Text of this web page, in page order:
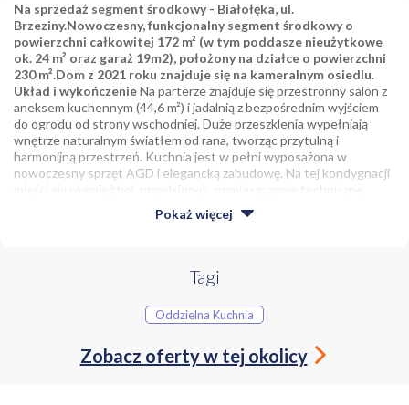
Na sprzedaż segment środkowy - Białołęka, ul.
Brzeziny.Nowoczesny, funkcjonalny segment środkowy o
powierzchni całkowitej 172 m² (w tym poddasze nieużytkowe
ok. 24 m² oraz garaż 19m2), położony na działce o powierzchni
230 m².Dom z 2021 roku znajduje się na kameralnym osiedlu.
Układ i wykończenieNa parterze znajduje się przestronny salon z
aneksem kuchennym (44,6 m²) i jadalnią z bezpośrednim wyjściem
do ogrodu od strony wschodniej. Duże przeszklenia wypełniają
wnętrze naturalnym światłem od rana, tworząc przytulną i
harmonijną przestrzeń. Kuchnia jest w pełni wyposażona w
nowoczesny sprzęt AGD i elegancką zabudowę. Na tej kondygnacji
mieści się również hol, przedsionek, pomieszczenie techniczne,
łazienka (3,75 m²) oraz garaż (18,9 m²). Na piętrze zaplanowano
cztery wygodne sypialnie (12,5 m², 13 m², 13 m², 14,5 m²), dużą
gwarantują przyjemne poranne słońce, a te od zachodu - miękkie,
popołudniowe światło. Dodatkowo nad piętrem znajduje się
poddasze - strych z możliwością adaptacji, idealny na pracownię lub
pokój rekreacyjny. Z wiatrołapu jest przejście do garażu bez
ładowania samochodów elektrycznych. W całym domu
zastosowano ogrzewanie podłogowe, a źródłem ciepła jest piec
Pokaż więcej
Tagi
Oddzielna Kuchnia
Zobacz oferty w tej okolicy